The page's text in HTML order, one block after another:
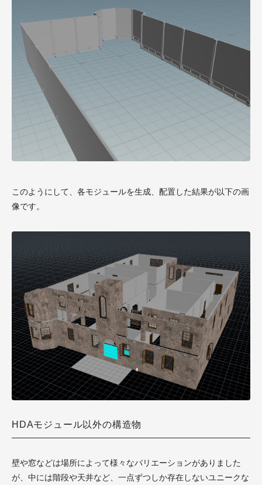
このようにして、各モジュールを生成、配置した結果が以下の画
像です。
HDAモジュール以外の構造物
壁や窓などは場所によって様々なバリエーションがありました
が、中には階段や天井など、一点ずつしか存在しないユニークな